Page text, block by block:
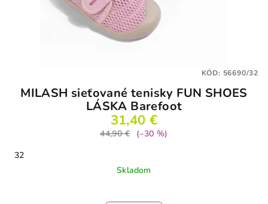
MILASH sieťované tenisky FUN SHOES
LÁSKA Barefoot
31,40 €
44,90 €
(–30 %)
32
Skladom
KÓD: 56690/32